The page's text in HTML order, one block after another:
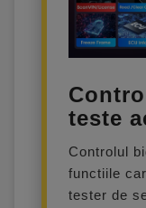
teste
Controlul
functiile
tester de